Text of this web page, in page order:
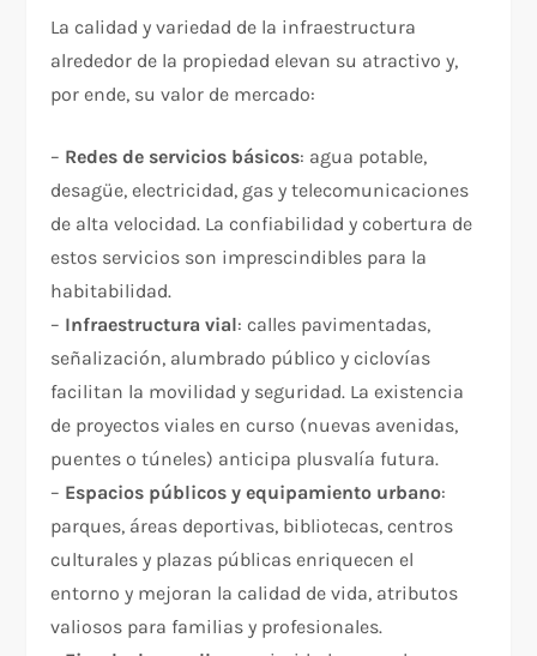
La calidad y variedad de la infraestructura
alrededor de la propiedad elevan su atractivo y,
por ende, su valor de mercado:
– Redes de servicios básicos: agua potable,
desagüe, electricidad, gas y telecomunicaciones
de alta velocidad. La confiabilidad y cobertura de
estos servicios son imprescindibles para la
habitabilidad.
– Infraestructura vial: calles pavimentadas,
señalización, alumbrado público y ciclovías
facilitan la movilidad y seguridad. La existencia
de proyectos viales en curso (nuevas avenidas,
puentes o túneles) anticipa plusvalía futura.
– Espacios públicos y equipamiento urbano:
parques, áreas deportivas, bibliotecas, centros
culturales y plazas públicas enriquecen el
entorno y mejoran la calidad de vida, atributos
valiosos para familias y profesionales.